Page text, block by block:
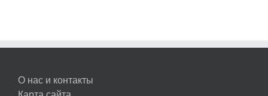
О нас и контакты